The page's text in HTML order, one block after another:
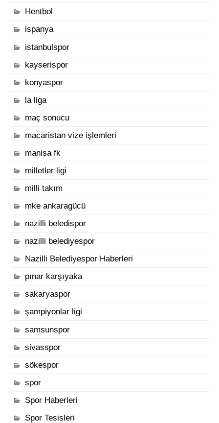
Hentbol
ispanya
istanbulspor
kayserispor
konyaspor
la liga
maç sonucu
macaristan vize işlemleri
manisa fk
milletler ligi
milli takım
mke ankaragücü
nazilli beledispor
nazilli belediyespor
Nazilli Belediyespor Haberleri
pınar karşıyaka
sakaryaspor
şampiyonlar ligi
samsunspor
sivasspor
sökespor
spor
Spor Haberleri
Spor Tesisleri